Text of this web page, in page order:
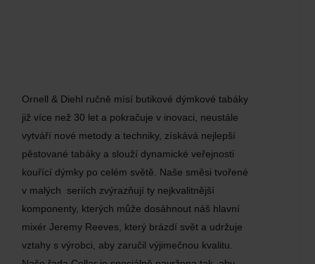
Ornell & Diehl ručně mísí butikové dýmkové tabáky
již více než 30 let a pokračuje v inovaci, neustále
vytváří nové metody a techniky, získává nejlepší
pěstované tabáky a slouží dynamické veřejnosti
kouřící dýmky po celém světě. Naše směsi tvořené
v malých seriích zvýrazňují ty nejkvalitnější
komponenty, kterých může dosáhnout náš hlavní
mixér Jeremy Reeves, který brázdí svět a udržuje
vztahy s výrobci, aby zaručil výjimečnou kvalitu.